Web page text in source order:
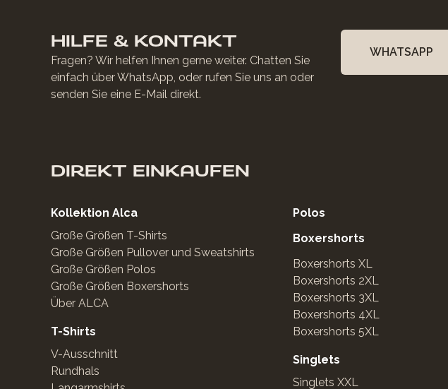
HILFE & KONTAKT
Fragen? Wir helfen Ihnen gerne weiter. Chatten Sie
einfach über WhatsApp, oder rufen Sie uns an oder
senden Sie eine E-Mail direkt.
WHATSAPP
DIREKT EINKAUFEN
Kollektion Alca
Große Größen T-Shirts
Große Größen Pullover und Sweatshirts
Große Größen Polos
Große Größen Boxershorts
Über ALCA
T-Shirts
V-Ausschnitt
Rundhals
Polos
Boxershorts
Boxershorts XL
Boxershorts 2XL
Boxershorts 3XL
Boxershorts 4XL
Boxershorts 5XL
Singlets
Singlets XXL